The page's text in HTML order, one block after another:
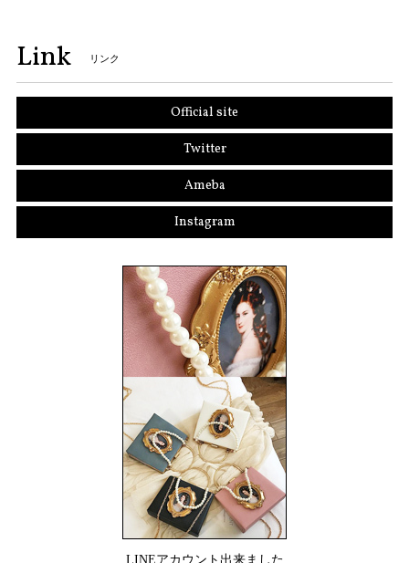
Link リンク
Official site
Twitter
Ameba
Instagram
LINEアカウント出来ました